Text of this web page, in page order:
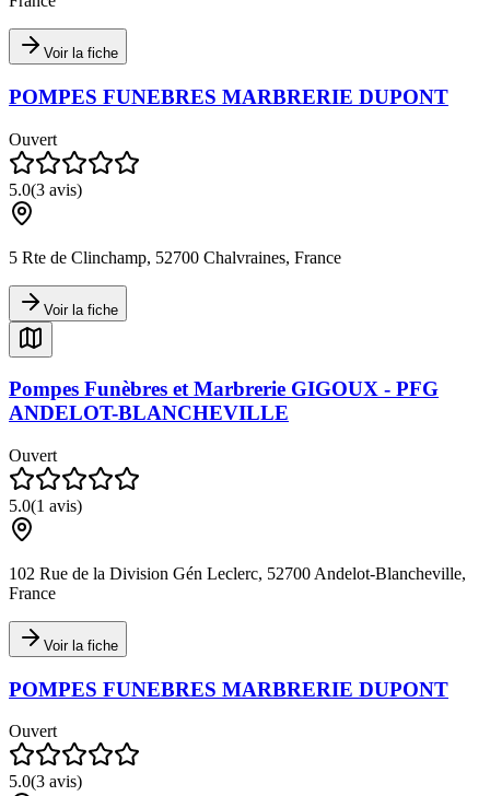
Voir la fiche
POMPES FUNEBRES MARBRERIE DUPONT
Ouvert
5.0(3 avis)
5 Rte de Clinchamp, 52700 Chalvraines, France
Voir la fiche
Pompes Funèbres et Marbrerie GIGOUX - PFG
ANDELOT-BLANCHEVILLE
Ouvert
5.0(1 avis)
102 Rue de la Division Gén Leclerc, 52700 Andelot-Blancheville,
France
Voir la fiche
POMPES FUNEBRES MARBRERIE DUPONT
Ouvert
5.0(3 avis)